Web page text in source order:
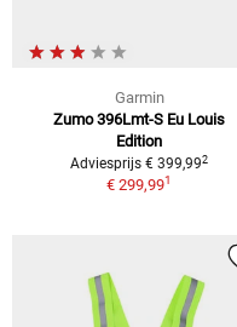
Garmin
Zumo 396Lmt-S Eu Louis
Edition
Adviesprijs € 399,992
€ 299,991